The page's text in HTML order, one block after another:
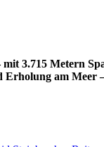
mit 3.715 Metern
am Meer